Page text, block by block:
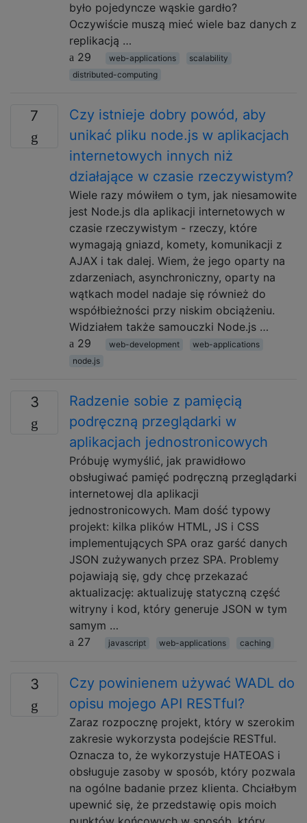
było pojedyncze wąskie gardło?
Oczywiście muszą mieć wiele baz danych z
replikacją …
29
web-applications
scalability
distributed-computing
7
Czy istnieje dobry powód, aby
unikać pliku node.js w aplikacjach
internetowych innych niż
działające w czasie rzeczywistym?
Wiele razy mówiłem o tym, jak niesamowite
jest Node.js dla aplikacji internetowych w
czasie rzeczywistym - rzeczy, które
wymagają gniazd, komety, komunikacji z
AJAX i tak dalej. Wiem, że jego oparty na
zdarzeniach, asynchroniczny, oparty na
wątkach model nadaje się również do
współbieżności przy niskim obciążeniu.
Widziałem także samouczki Node.js …
29
web-development
web-applications
node.js
3
Radzenie sobie z pamięcią
podręczną przeglądarki w
aplikacjach jednostronicowych
Próbuję wymyślić, jak prawidłowo
obsługiwać pamięć podręczną przeglądarki
internetowej dla aplikacji
jednostronicowych. Mam dość typowy
projekt: kilka plików HTML, JS i CSS
implementujących SPA oraz garść danych
JSON zużywanych przez SPA. Problemy
pojawiają się, gdy chcę przekazać
aktualizację: aktualizuję statyczną część
witryny i kod, który generuje JSON w tym
samym …
27
javascript web-applications caching
3
Czy powinienem używać WADL do
opisu mojego API RESTful?
Zaraz rozpocznę projekt, który w szerokim
zakresie wykorzysta podejście RESTful.
Oznacza to, że wykorzystuje HATEOAS i
obsługuje zasoby w sposób, który pozwala
na ogólne badanie przez klienta. Chciałbym
upewnić się, że przedstawię opis moich